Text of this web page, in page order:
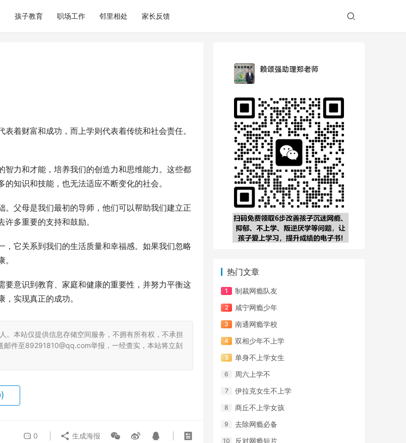
孩子教育 职场工作 邻里相处 家长反馈
着财富和成功，而上学则代表着传统和社会责任。
力和才能，培养我们的创造力和思维能力。这些都
知识和技能，也无法适应不断变化的社会。
父母是我们最初的导师，他们可以帮助我们建立正
多重要的支持和鼓励。
它关系到我们的生活质量和幸福感。如果我们忽略
意识到教育、家庭和健康的重要性，并努力平衡这
实现真正的成功。
。本站仅提供信息存储空间服务，不拥有所有权，不承担
件至89291810@qq.com举报，一经查实，本站将立刻
0 生成海报
热门文章
制裁网瘾队友
咸宁网瘾少年
南通网瘾学校
双相少年不上学
单身不上学女生
周六上学不
伊拉克女生不上学
商丘不上学女孩
去除网瘾必备
反对网瘾短片